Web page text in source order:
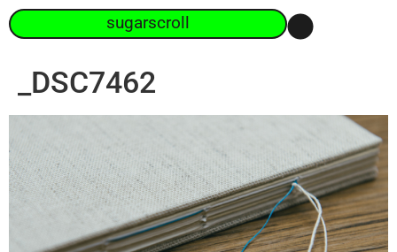
sugarscroll
_DSC7462